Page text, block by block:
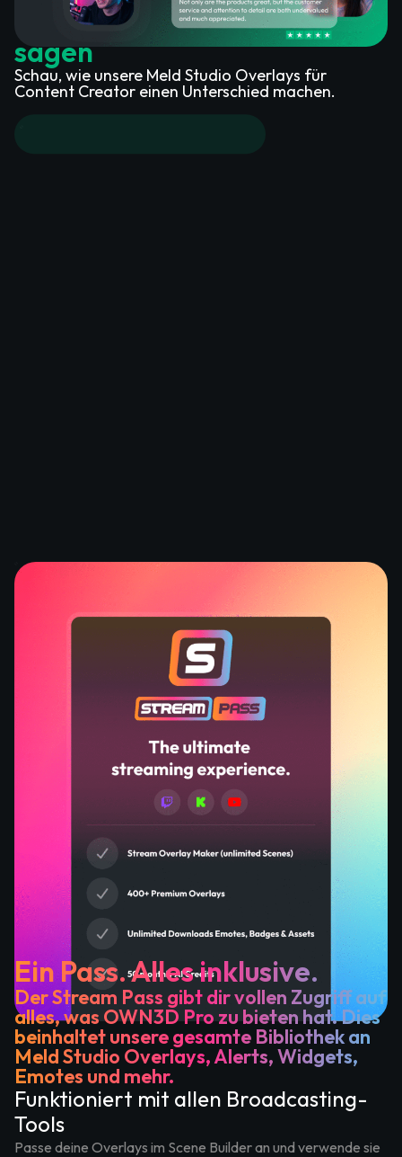
unsere Meld Studio Overlays
sagen
Schau, wie unsere Meld Studio Overlays für
Content Creator einen Unterschied machen.
Ein Pass. Alles inklusive.
Der Stream Pass gibt dir vollen Zugriff auf
alles, was OWN3D Pro zu bieten hat. Dies
beinhaltet unsere gesamte Bibliothek an
Meld Studio Overlays, Alerts, Widgets,
Emotes und mehr.
Funktioniert mit allen Broadcasting-
Tools
Passe deine Overlays im Scene Builder an und verwende sie